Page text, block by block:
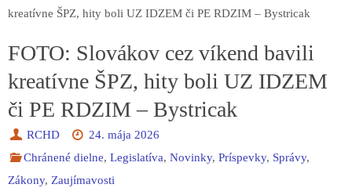
kreatívne ŠPZ, hity boli UZ IDZEM či PE RDZIM – Bystricak
FOTO: Slovákov cez víkend bavili
kreatívne ŠPZ, hity boli UZ IDZEM
či PE RDZIM – Bystricak
RCHD
24. mája 2026
Chránené dielne,Legislatíva,Novinky,Príspevky, Správy,
Zákony, Zaujímavosti